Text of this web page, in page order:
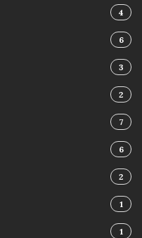
4
6
3
2
7
6
2
1
1